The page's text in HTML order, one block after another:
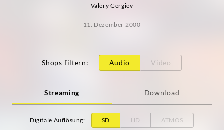
Valery Gergiev
11. Dezember 2000
Shops filtern: Audio Video
Streaming Download
Digitale Auflösung: SD HD ATMOS